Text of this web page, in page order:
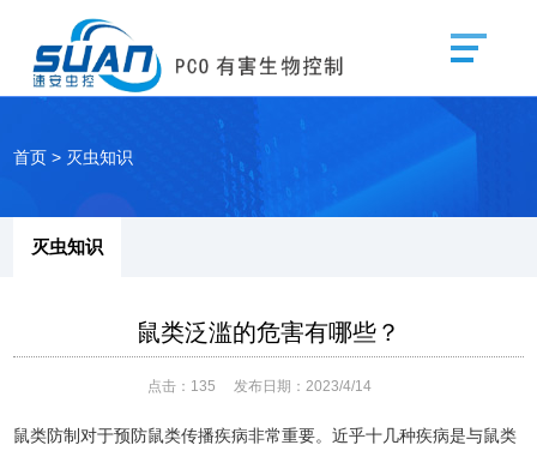
首页 > 灭虫知识
灭虫知识
鼠类泛滥的危害有哪些？
点击： 135 发布日期：2023/4/14
鼠类防制对于预防鼠类传播疾病非常重要。近乎十几种疾病是与鼠类